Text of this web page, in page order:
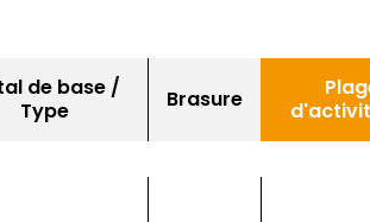
de base /
Type
Brasure